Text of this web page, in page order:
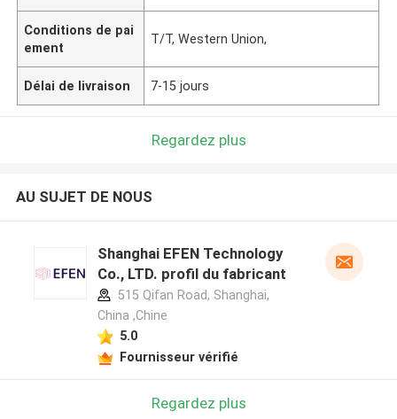
Conditions de pai
ement
T/T, Western Union,
Délai de livraison 7-15 jours
Regardez plus
AU SUJET DE NOUS
Shanghai EFEN Technology
Co., LTD. profil du fabricant
515 Qifan Road, Shanghai,
China ,Chine
5.0
Fournisseur vérifié
Regardez plus